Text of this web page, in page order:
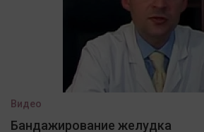
Видео
Бандажирование желудка